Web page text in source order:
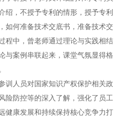
绍，不授予专利的情形，授予专利
如何准备技术交底书，准备技术交
程中，曾老师通过理论与实践相结
与案例串联起来，课堂气氛显得格
训人员对国家知识产权保护相关政
险防控等的深入了解，强化了员工
健康发展和持续保持核心竞争力打